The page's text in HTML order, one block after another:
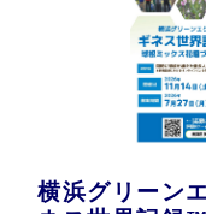
横浜グリーン